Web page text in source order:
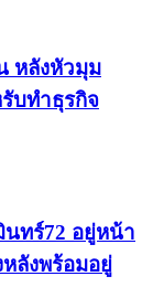
หลังหัวมุม
รับทำธุรกิจ
ทร์72 อยู่หน้า
ลังพร้อมอยู่